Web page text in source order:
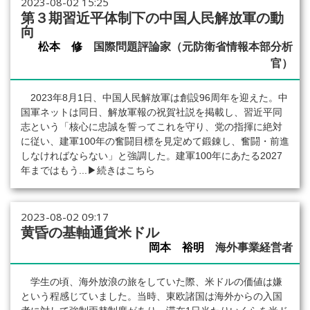
第３期習近平体制下の中国人民解放軍の動
向
松本 修 国際問題評論家（元防衛省情報本部分析
官）
2023年8月1日、中国人民解放軍は創設96周年を迎えた。中
国軍ネットは同日、解放軍報の祝賀社説を掲載し、習近平同
志という「核心に忠誠を誓ってこれを守り、党の指揮に絶対
に従い、建軍100年の奮闘目標を見定めて鍛錬し、奮闘・前進
しなければならない」と強調した。建軍100年にあたる2027
年まではもう...
▶続きはこちら
2023-08-02 09:17
黄昏の基軸通貨米ドル
岡本 裕明 海外事業経営者
学生の頃、海外放浪の旅をしていた際、米ドルの価値は嫌
という程感じていました。当時、東欧諸国は海外からの入国